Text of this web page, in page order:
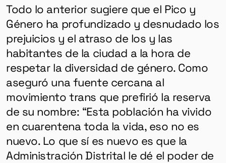
Todo lo anterior sugiere que el Pico y
Género ha profundizado y desnudado los
prejuicios y el atraso de los y las
habitantes de la ciudad a la hora de
respetar la diversidad de género. Como
aseguró una fuente cercana al
movimiento trans que prefirió la reserva
de su nombre: “Esta población ha vivido
en cuarentena toda la vida, eso no es
nuevo. Lo que sí es nuevo es que la
Administración Distrital le dé el poder de